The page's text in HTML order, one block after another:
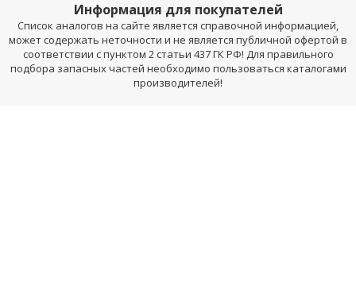
Информация для покупателей
Список аналогов на сайте является справочной информацией,
может содержать неточности и не является публичной офертой в
соответствии с пунктом 2 статьи 437 ГК РФ! Для правильного
подбора запасных частей необходимо пользоваться каталогами
производителей!